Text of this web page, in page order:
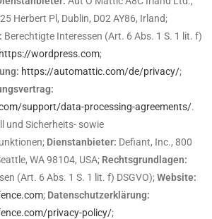
Herbert Pl, Dublin, D02 AY86, Irland;
Berechtigte Interessen (Art. 6 Abs. 1 S. 1 lit. f)
https://wordpress.com;
https://automattic.com/de/privacy/;
support/data-processing-agreements/.
und Sicherheits- sowie
Dienstanbieter: Defiant, Inc., 800
WA 98104, USA; Rechtsgrundlagen:
(Art. 6 Abs. 1 S. 1 lit. f) DSGVO);Website:
; Datenschutzerklärung:
privacy-policy/;